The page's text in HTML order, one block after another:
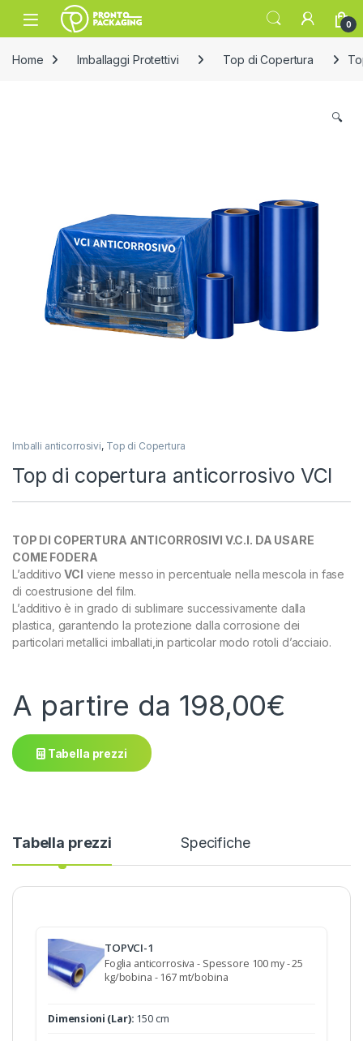
Skip to navigation
Skip to content
Open 0
Home Imballaggi Protettivi Top di Copertura
🔍
Imballi anticorrosivi, Top di Copertura
Top di copertura anticorrosivo VCI
TOP DI COPERTURA ANTICORROSIVI V.C.I. DA USARE
COME FODERA
L’additivoVCI viene messo in percentuale nella mescola in fase
di coestrusione del film.
L’additivo è in grado di sublimare successivamente dalla
plastica, garantendo la protezione dalla corrosione dei
particolari metallici imballati,in particolar modo rotoli d’acciaio.
A partire da 198,00€
Tabella prezzi
Tabella prezzi Specifiche
TOPVCI-1
Foglia anticorrosiva - Spessore 100 my - 25
kg/bobina - 167 mt/bobina
Dimensioni (Lar): 150 cm